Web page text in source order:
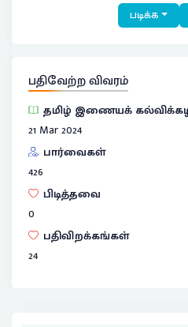
படிக்க
பதிவேற்ற விவரம்
தமிழ் இணையக்
21 Mar 2024
பார்வைகள்
426
பிடித்தவை
0
பதிவிறக்கங்கள்
24